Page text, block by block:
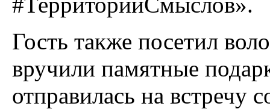
Гость также посетил
вручили памятные
отправилась на встречу